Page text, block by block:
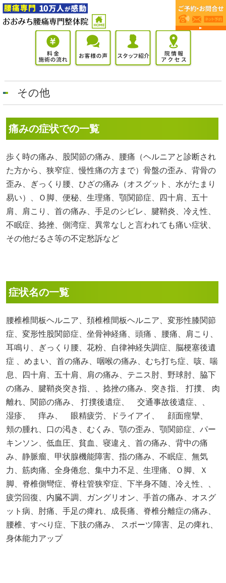
その他
痛みの症状での一覧
歩く時の痛み、股関節の痛み、腰痛（ヘルニアと診断され
た方から、狭窄症、慢性痛の方まで）骨盤の歪み、背骨の
歪み、ぎっくり腰、ひざの痛み（オスグット、水がたまり
易い）、Ｏ脚、便秘、生理痛、顎関節症、四十肩、五十
肩、肩こり、首の痛み、手足のシビレ、腱鞘炎、冷え性、
不眠症、捻挫、側湾症、異常なしと言われても痛い症状、
その他だるさ等の不定愁訴など
症状名の一覧
腰椎椎間板ヘルニア、頚椎椎間板ヘルニア、変形性膝関節
症、変形性股関節症、坐骨神経痛、頭痛 、腰痛、肩こり、
耳鳴り、ぎっくり腰、花粉、自律神経失調症、脳梗塞後遺
症 、めまい、首の痛み、咽喉の痛み、むち打ち症、咳、喘
息、四十肩、五十肩、肩の痛み、テニス肘、野球肘、脇下
の痛み、腱鞘炎突き指、、捻挫の痛み、突き指、 打撲、 肉
離れ、関節の痛み、 打撲後遺症、 交通事故後遺症、、
湿疹、 痒み、 眼精疲労、ドライアイ、 顔面痙攣、
頬の腫れ、口の渇き、むくみ、顎の歪み、顎関節症、パー
キンソン、低血圧、貧血、寝違え、首の痛み、背中の痛
み、静脈瘤、甲状腺機能障害、指の痛み、不眠症、無気
力、筋肉痛、全身倦怠、集中力不足、生理痛、Ｏ脚、Ｘ
脚、脊椎側彎症、脊柱管狭窄症、下半身不随、冷え性、、
疲労回復、内臓不調、ガングリオン、手首の痛み、オスグ
ット病、肘痛、手足の痺れ、成長痛、脊椎分離症の痛み、
腰椎、すべり症、下肢の痛み、 スポーツ障害、足の痺れ、
身体能力アップ